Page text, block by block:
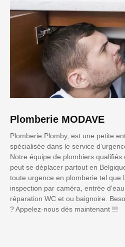
Plomberie MODAVE
Plomberie Plomby, est une petite
spécialisée dans le service
Notre équipe de plombiers
peut se déplacer partout en
toute urgence en plomberie tel que
inspection par caméra, entrée
réparation WC et ou baignoire.
? Appelez-nous dès maintenant !!!